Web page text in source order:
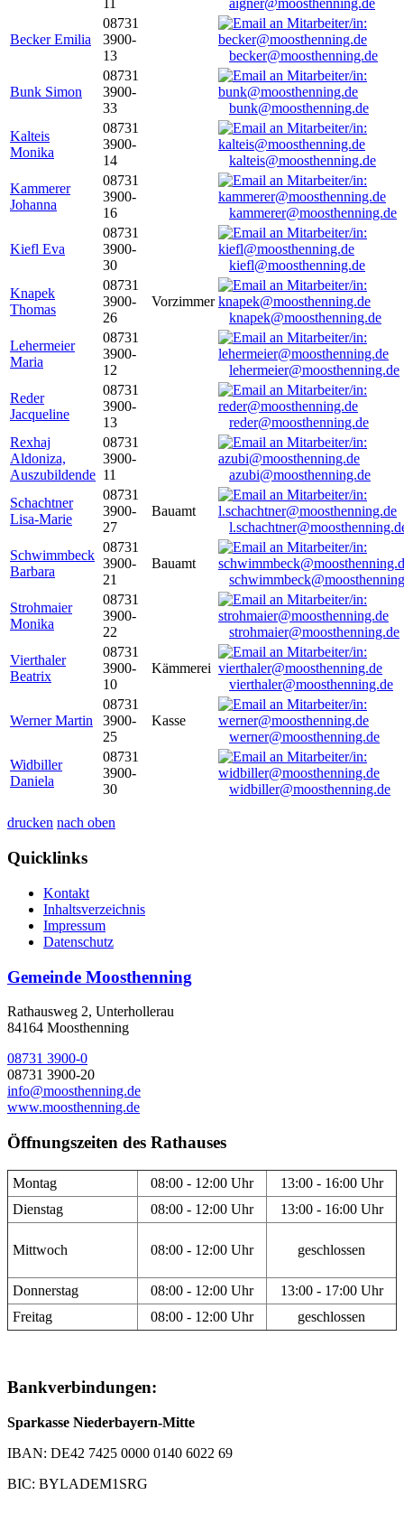
aigner@moosthenning.de
Becker Emilia
08731
3900-
13
becker@moosthenning.de
Bunk Simon
08731
3900-
33
bunk@moosthenning.de
Kalteis
Monika
08731
3900-
14
kalteis@moosthenning.de
Kammerer
Johanna
08731
3900-
16
kammerer@moosthenning.de
Kiefl Eva
08731
3900-
30
kiefl@moosthenning.de
Knapek
Thomas
08731
3900-
26
Vorzimmer
knapek@moosthenning.de
Lehermeier
Maria
08731
3900-
12
lehermeier@moosthenning.de
Reder
Jacqueline
08731
3900-
13
reder@moosthenning.de
Rexhaj
Aldoniza,
Auszubildende
08731
3900-
11
azubi@moosthenning.de
Schachtner
Lisa-Marie
08731
3900-
27
Bauamt
Schwimmbeck
Barbara
08731
3900-
21
Bauamt
Strohmaier
Monika
08731
3900-
22
strohmaier@moosthenning.de
Vierthaler
Beatrix
08731
3900-
10
Kämmerei
vierthaler@moosthenning.de
Werner Martin
08731
3900-
25
Kasse
werner@moosthenning.de
Widbiller
Daniela
08731
3900-
30
widbiller@moosthenning.de
drucken nach oben
Quicklinks
Kontakt
Inhaltsverzeichnis
Impressum
Datenschutz
Gemeinde Moosthenning
Rathausweg 2, Unterhollerau
84164 Moosthenning
08731 3900-0
08731 3900-20
info@moosthenning.de
www.moosthenning.de
Öffnungszeiten des Rathauses
Montag 08:00 - 12:00 Uhr
13:00 - 16:00 Uhr
Dienstag
08:00 - 12:00 Uhr 13:00 - 16:00 Uhr
Mittwoch 08:00 - 12:00 Uhr geschlossen
Donnerstag 08:00 - 12:00 Uhr
13:00 - 17:00 Uhr
Freitag
08:00 - 12:00 Uhr geschlossen
Bankverbindungen:
Sparkasse Niederbayern-Mitte
IBAN: DE42 7425 0000 0140 6022 69
BIC: BYLADEM1SRG